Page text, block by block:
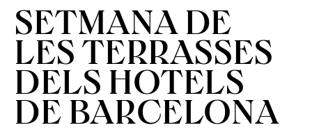
SETMANA DE
LES TERRASSES
DELS HOTELS
DE BARCELONA